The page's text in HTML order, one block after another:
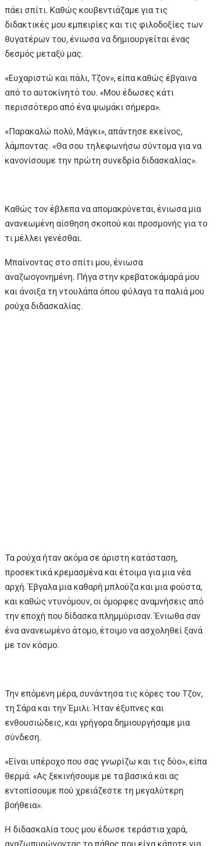
πάει σπίτι. Καθώς κουβεντιάζαμε για τις
διδακτικές μου εμπειρίες και τις φιλοδοξίες των
θυγατέρων του, ένιωσα να δημιουργείται ένας
δεσμός μεταξύ μας.
«Ευχαριστώ και πάλι, Τζον», είπα καθώς έβγαινα
από το αυτοκίνητό του. «Μου έδωσες κάτι
περισσότερο από ένα ψωμάκι σήμερα».
«Παρακαλώ πολύ, Μάγκι», απάντησε εκείνος,
λάμποντας. «Θα σου τηλεφωνήσω σύντομα για να
κανονίσουμε την πρώτη συνεδρία διδασκαλίας».
Καθώς τον έβλεπα να απομακρύνεται, ένιωσα μια
ανανεωμένη αίσθηση σκοπού και προσμονής για το
τι μέλλει γενέσθαι.
Μπαίνοντας στο σπίτι μου, ένιωσα
αναζωογονημένη. Πήγα στην κρεβατοκάμαρά μου
και άνοιξα τη ντουλάπα όπου φύλαγα τα παλιά μου
ρούχα διδασκαλίας.
Τα ρούχα ήταν ακόμα σε άριστη κατάσταση,
προσεκτικά κρεμασμένα και έτοιμα για μια νέα
αρχή. Έβγαλα μια καθαρή μπλούζα και μια φούστα,
και καθώς ντυνόμουν, οι όμορφες αναμνήσεις από
την εποχή που δίδασκα πλημμύρισαν. Ένιωθα σαν
ένα ανανεωμένο άτομο, έτοιμο να ασχοληθεί ξανά
με τον κόσμο.
Την επόμενη μέρα, συνάντησα τις κόρες του Τζον,
τη Σάρα και την Έμιλι. Ήταν έξυπνες και
ενθουσιώδεις, και γρήγορα δημιουργήσαμε μια
σύνδεση.
«Είναι υπέροχο που σας γνωρίζω και τις δύο», είπα
θερμά. «Ας ξεκινήσουμε με τα βασικά και ας
εντοπίσουμε πού χρειάζεστε τη μεγαλύτερη
βοήθεια».
Η διδασκαλία τους μου έδωσε τεράστια χαρά,